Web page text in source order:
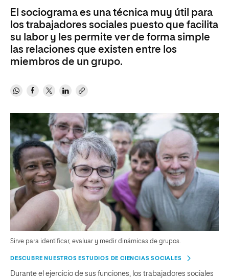
El sociograma es una técnica muy útil para
los trabajadores sociales puesto que facilita
su labor y les permite ver de forma simple
las relaciones que existen entre los
miembros de un grupo.
Sirve para identificar, evaluar y medir dinámicas de grupos.
DESCUBRE NUESTROS ESTUDIOS DE CIENCIAS SOCIALES
Durante el ejercicio de sus funciones, los trabajadores sociales